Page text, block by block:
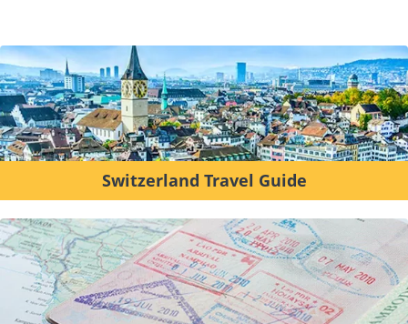
Switzerland Travel Guide